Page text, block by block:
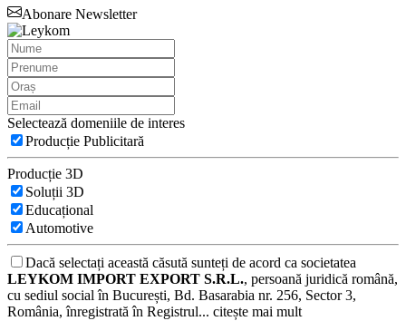
Abonare Newsletter
Selectează domeniile de interes
Producție Publicitară
Producție 3D
Soluții 3D
Educațional
Automotive
Dacă selectați această căsută sunteți de acord ca societatea
LEYKOM IMPORT EXPORT S.R.L., persoană juridică română,
cu sediul social în București, Bd. Basarabia nr. 256, Sector 3,
România, înregistrată în Registrul... citește mai mult